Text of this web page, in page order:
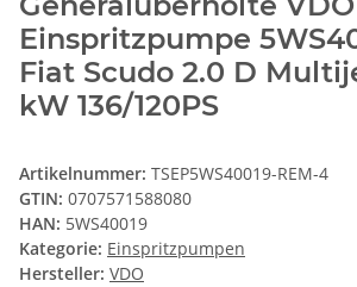
Einspritzpumpe
Fiat Scudo 2.0 D
kW 136/120PS
Artikelnummer: TSEP5WS40019-REM-4
GTIN: 0707571588080
HAN: 5WS40019
Kategorie: Einspritzpumpen
Hersteller: VDO